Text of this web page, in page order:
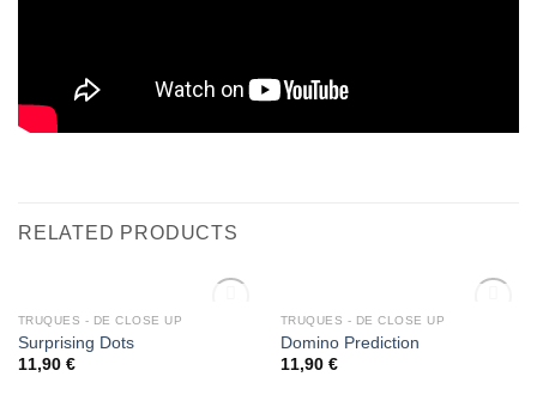
RELATED PRODUCTS
OUT OF STOCK
TRUQUES - DE CLOSE UP
Surprising Dots
11,90 €
OUT OF STOCK
TRUQUES - DE CLOSE UP
Domino Prediction
11,90 €